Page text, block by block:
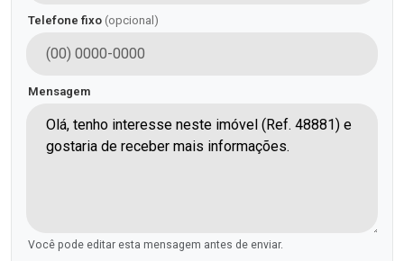
Telefone fixo (opcional)
Mensagem
Você pode editar esta mensagem antes de enviar.